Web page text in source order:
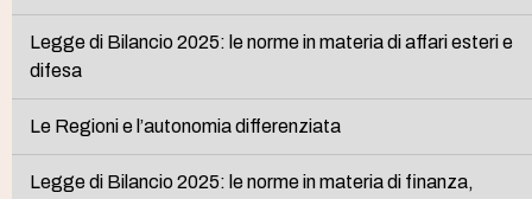
Legge di Bilancio 2025: le norme in materia di affari esteri e
difesa
Le Regioni e l’autonomia differenziata
Legge di Bilancio 2025: le norme in materia di finanza,